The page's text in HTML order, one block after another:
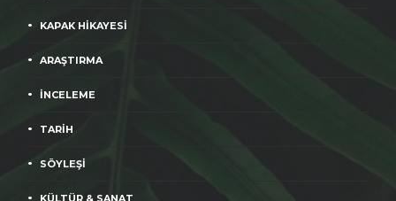
KAPAK HİKAYESİ
ARAŞTIRMA
İNCELEME
TARİH
SÖYLEŞİ